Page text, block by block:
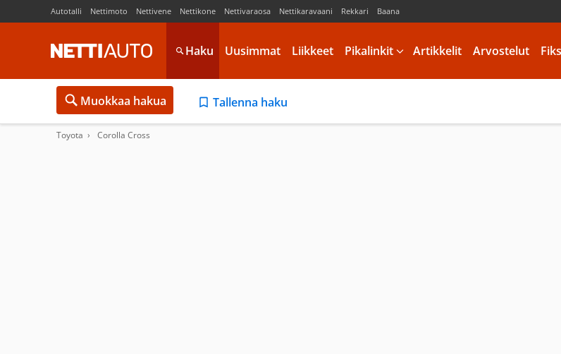
Autotalli Nettimoto Nettivene Nettikone Nettivaraosa Nettikaravaani Rekkari Baana
Haku Uusimmat Liikkeet Pikalinkit Artikkelit Arvostelut
Muokkaa hakua Tallenna haku
Toyota Corolla Cross